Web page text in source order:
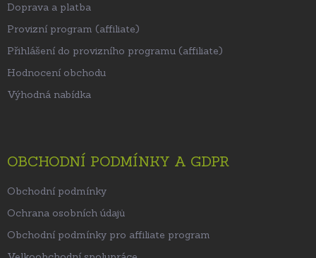
Doprava a platba
Provizní program (affiliate)
Přihlášení do provizního programu (affiliate)
Hodnocení obchodu
Výhodná nabídka
OBCHODNÍ PODMÍNKY A GDPR
Obchodní podmínky
Ochrana osobních údajů
Obchodní podmínky pro affiliate program